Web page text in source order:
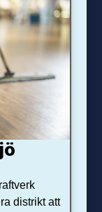
distrikt att